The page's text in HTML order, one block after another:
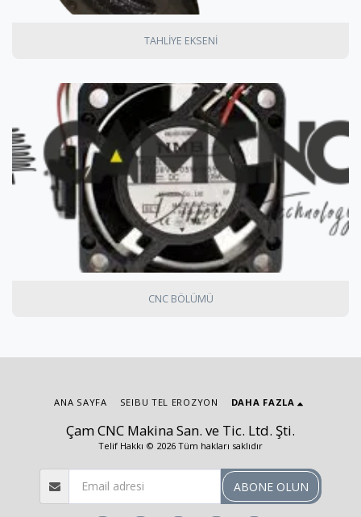
TAHLİYE EKSENİ
CNC BÖLÜMÜ
Çam CNC Makina San. ve Tic. Ltd. Şti.
Telif Hakkı © 2026 Tüm hakları saklıdır
ANA SAYFA SEIBU TEL EROZYON DAHA FAZLA
ABONE OLUN